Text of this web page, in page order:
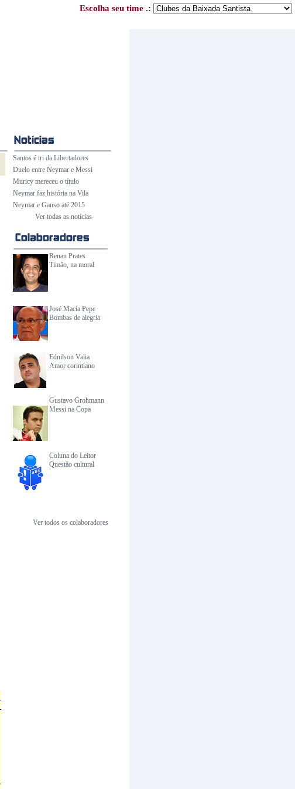
Escolha seu time .:
Santos é tri da Libertadores
Duelo entre Neymar e Messi
Muricy mereceu o título
Neymar faz história na Vila
Neymar e Ganso até 2015
Ver todas as notícias
Renan Prates
Timão, na moral
José Macia Pepe
Bombas de alegria
Ednilson Valia
Amor corintiano
Gustavo Grohmann
Messi na Copa
Coluna do Leitor
Questão cultural
Ver todos os colaboradores